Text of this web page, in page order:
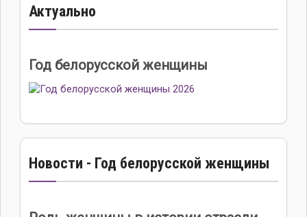
Актуально
Год белорусской женщины
Новости - Год белорусской женщины